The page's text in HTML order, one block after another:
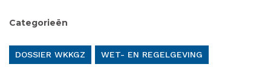
Categorieën
DOSSIER WKKGZ WET- EN REGELGEVING